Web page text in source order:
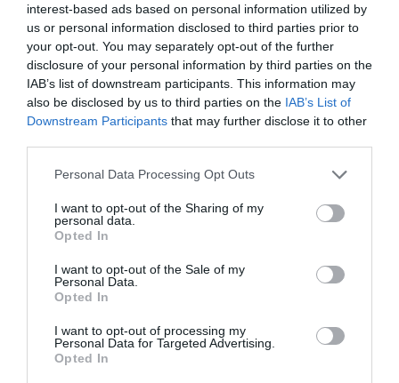
interest-based ads based on personal information utilized by
us or personal information disclosed to third parties prior to
your opt-out. You may separately opt-out of the further
disclosure of your personal information by third parties on the
IAB’s list of downstream participants. This information may
also be disclosed by us to third parties on the IAB’s List of
Downstream Participants that may further disclose it to other
Personal Data Processing Opt Outs
I want to opt-out of the Sharing of my
personal data.
Opted In
I want to opt-out of the Sale of my
Personal Data.
Opted In
I want to opt-out of processing my
Personal Data for Targeted Advertising.
Opted In
δημιουργικότητας και της προσωπικότητας των
μαθητών.
Μουσικοθεραπευτές: Αξιόπιστα όργανα για
θεραπευτικές συνεδρίες.
Δραστηριότητες στο Σπίτι: Ποιοτικός χρόνος και
μουσική παιδεία για κάθε παιδί.
Σχετικά προϊόντα